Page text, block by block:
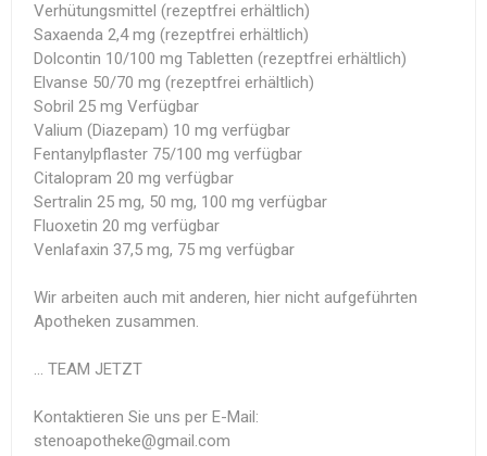
Verhütungsmittel (rezeptfrei erhältlich)
Saxaenda 2,4 mg (rezeptfrei erhältlich)
Dolcontin 10/100 mg Tabletten (rezeptfrei erhältlich)
Elvanse 50/70 mg (rezeptfrei erhältlich)
Sobril 25 mg Verfügbar
Valium (Diazepam) 10 mg verfügbar
Fentanylpflaster 75/100 mg verfügbar
Citalopram 20 mg verfügbar
Sertralin 25 mg, 50 mg, 100 mg verfügbar
Fluoxetin 20 mg verfügbar
Venlafaxin 37,5 mg, 75 mg verfügbar
Wir arbeiten auch mit anderen, hier nicht aufgeführten
Apotheken zusammen.
... TEAM JETZT
Kontaktieren Sie uns per E-Mail:
stenoapotheke@gmail.com